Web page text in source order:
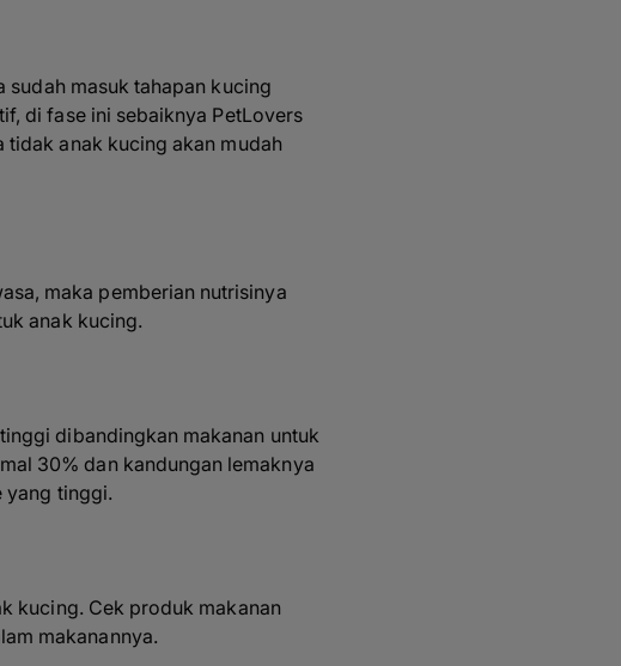
sudah masuk tahapan kucing
di fase ini sebaiknya PetLovers
tidak anak kucing akan mudah
maka pemberian nutrisinya
anak kucing.
dibandingkan makanan untuk
30% dan kandungan lemaknya
yang tinggi.
kucing. Cek produk makanan
makanannya.